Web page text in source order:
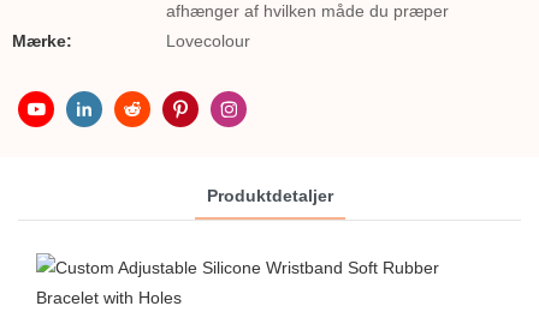
afhænger af hvilken måde du præper
Mærke:
Lovecolour
Produktdetaljer